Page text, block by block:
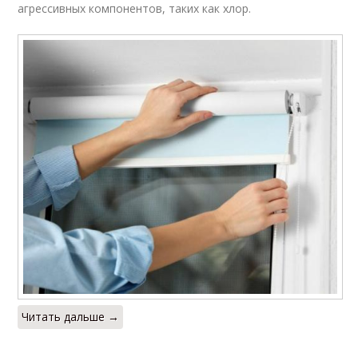
агрессивных компонентов, таких как хлор.
Читать дальше →